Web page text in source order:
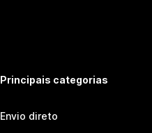
Principais categorias
Envio direto